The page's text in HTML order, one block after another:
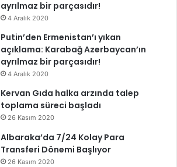
ayrılmaz bir parçasıdır!
4 Aralık 2020
Putin’den Ermenistan’ı yıkan
açıklama: Karabağ Azerbaycan’ın
ayrılmaz bir parçasıdır!
4 Aralık 2020
Kervan Gıda halka arzında talep
toplama süreci başladı
26 Kasım 2020
Albaraka’da 7/24 Kolay Para
Transferi Dönemi Başlıyor
26 Kasım 2020